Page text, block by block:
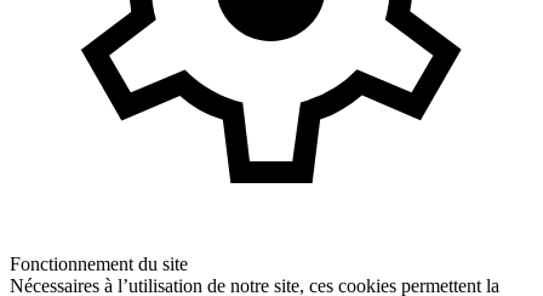
Fonctionnement du site
Nécessaires à l’utilisation de notre site, ces cookies permettent la